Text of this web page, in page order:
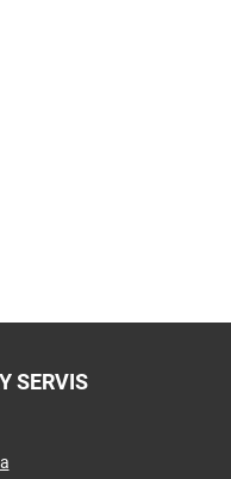
SERVIS